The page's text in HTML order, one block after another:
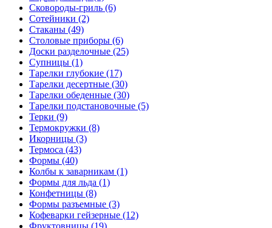
Сковороды-гриль (6)
Сотейники (2)
Стаканы (49)
Столовые приборы (6)
Доски разделочные (25)
Супницы (1)
Тарелки глубокие (17)
Тарелки десертные (30)
Тарелки обеденные (30)
Тарелки подстановочные (5)
Терки (9)
Термокружки (8)
Икорницы (3)
Термоса (43)
Формы (40)
Колбы к заварникам (1)
Формы для льда (1)
Конфетницы (8)
Формы разъемные (3)
Кофеварки гейзерные (12)
Фруктовницы (19)